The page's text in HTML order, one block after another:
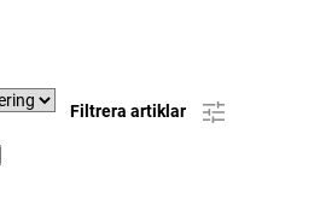
Filtrera artiklar